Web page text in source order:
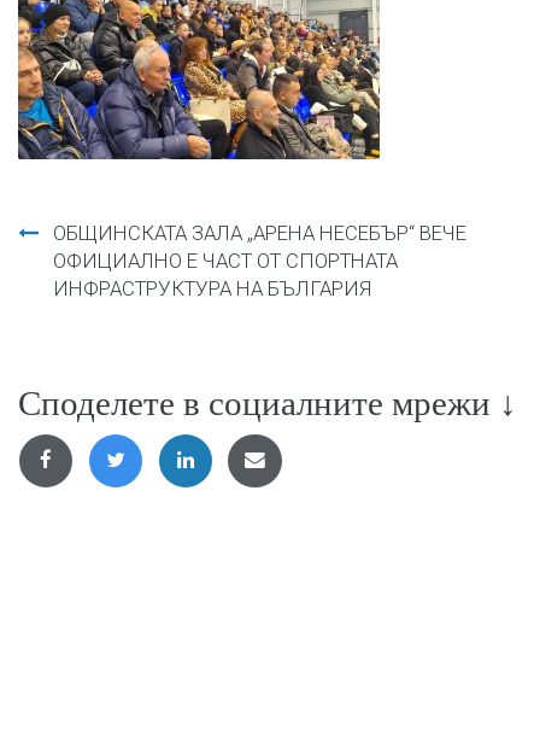
ОБЩИНСКАТА ЗАЛА „АРЕНА НЕСЕБЪР“ ВЕЧЕ
ОФИЦИАЛНО Е ЧАСТ ОТ СПОРТНАТА
ИНФРАСТРУКТУРА НА БЪЛГАРИЯ
Споделете в социалните мрежи ↓